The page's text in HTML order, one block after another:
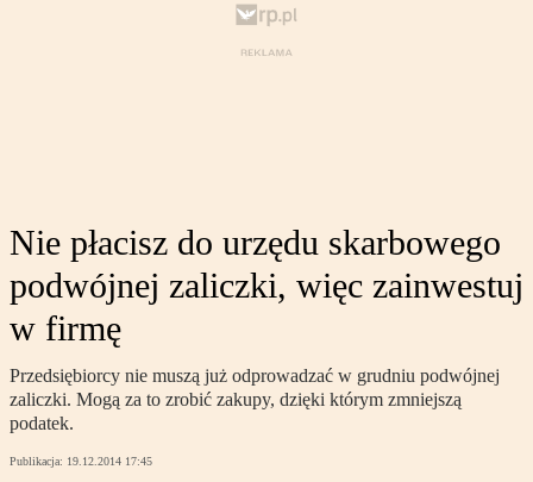
Nie płacisz do urzędu skarbowego
podwójnej zaliczki, więc zainwestuj
w firmę
Przedsiębiorcy nie muszą już odprowadzać w grudniu podwójnej
zaliczki. Mogą za to zrobić zakupy, dzięki którym zmniejszą
podatek.
Publikacja: 19.12.2014 17:45